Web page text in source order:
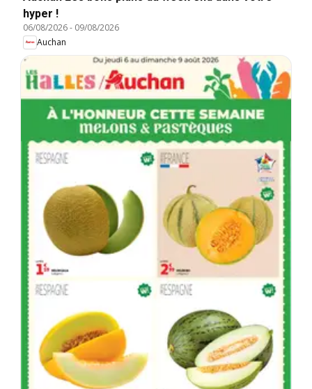
hyper !
06/08/2026- 09/08/2026
Auchan